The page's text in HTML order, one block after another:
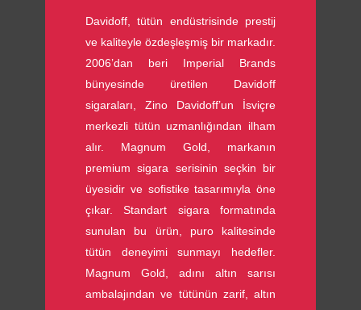
Davidoff, tütün endüstrisinde prestij
ve kaliteyle özdeşleşmiş bir markadır.
2006’dan beri Imperial Brands
bünyesinde üretilen Davidoff
sigaraları, Zino Davidoff’un İsviçre
merkezli tütün uzmanlığından ilham
alır. Magnum Gold, markanın
premium sigara serisinin seçkin bir
üyesidir ve sofistike tasarımıyla öne
çıkar. Standart sigara formatında
sunulan bu ürün, puro kalitesinde
tütün deneyimi sunmayı hedefler.
Magnum Gold, adını altın sarısı
ambalajından ve tütünün zarif, altın